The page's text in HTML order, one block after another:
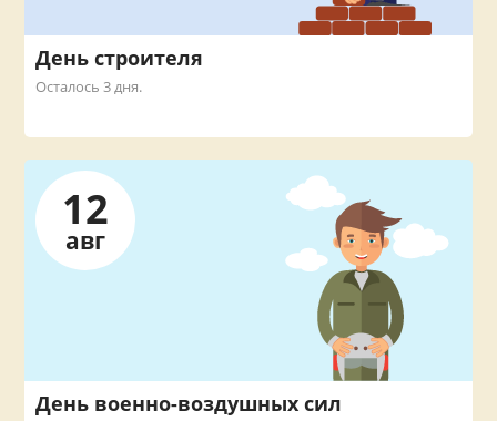
День строителя
Осталось 3 дня.
12
авг
День военно-воздушных сил